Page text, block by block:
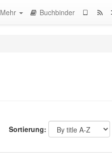
Mehr Buchbinder
Sortierung: